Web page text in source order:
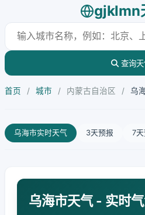
gjklmn
查询天
首页 / 城市 / 内蒙古自治区 / 乌
乌海市实时天气 3天预报 7
乌海市天气 - 实时